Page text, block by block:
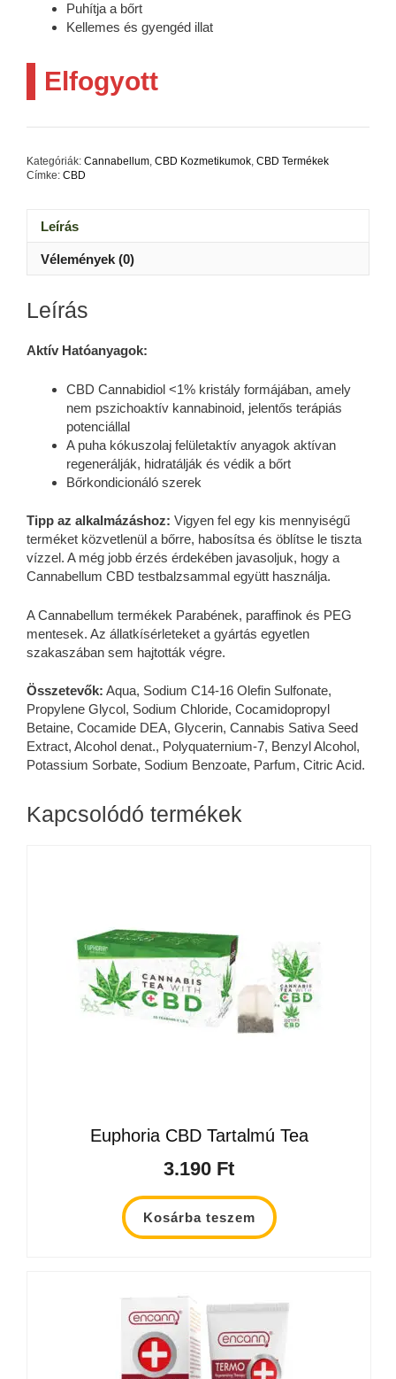
Puhítja a bőrt
Kellemes és gyengéd illat
Elfogyott
Kategóriák: Cannabellum, CBD Kozmetikumok, CBD Termékek
Címke: CBD
Leírás
Vélemények (0)
Leírás
Aktív Hatóanyagok:
CBD Cannabidiol <1% kristály formájában, amely
nem pszichoaktív kannabinoid, jelentős terápiás
potenciállal
A puha kókuszolaj felületaktív anyagok aktívan
regenerálják, hidratálják és védik a bőrt
Bőrkondicionáló szerek
Tipp az alkalmázáshoz: Vigyen fel egy kis mennyiségű
terméket közvetlenül a bőrre, habosítsa és öblítse le tiszta
vízzel. A még jobb érzés érdekében javasoljuk, hogy a
Cannabellum CBD testbalzsammal együtt használja.
A Cannabellum termékek Parabének, paraffinok és PEG
mentesek. Az állatkísérleteket a gyártás egyetlen
szakaszában sem hajtották végre.
Összetevők: Aqua, Sodium C14-16 Olefin Sulfonate,
Propylene Glycol, Sodium Chloride, Cocamidopropyl
Betaine, Cocamide DEA, Glycerin, Cannabis Sativa Seed
Extract, Alcohol denat., Polyquaternium-7, Benzyl Alcohol,
Potassium Sorbate, Sodium Benzoate, Parfum, Citric Acid.
Kapcsolódó termékek
Euphoria CBD Tartalmú Tea
3.190 Ft
Kosárba teszem